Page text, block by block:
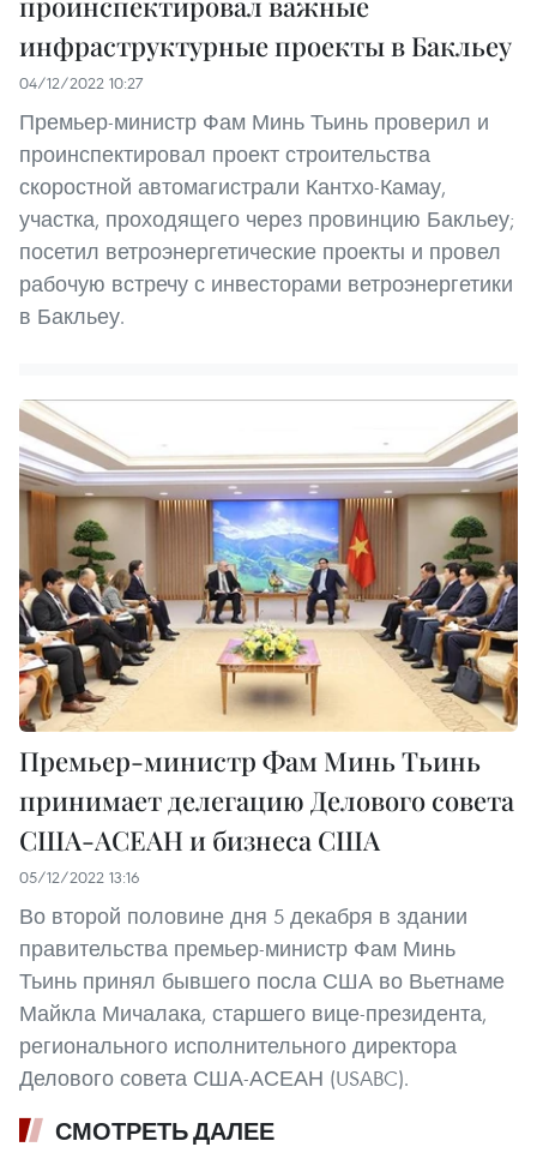
инфраструктурные проекты в Бакльеу
04/12/2022 10:27
Премьер-министр Фам Минь Тьинь проверил и
проинспектировал проект строительства
скоростной автомагистрали Кантхо-Камау,
участка, проходящего через провинцию Бакльеу;
посетил ветроэнергетические проекты и провел
рабочую встречу с инвесторами ветроэнергетики
в Бакльеу.
Премьер-министр Фам Минь Тьинь
принимает делегацию Делового совета
США-АСЕАН и бизнеса США
05/12/2022 13:16
Во второй половине дня 5 декабря в здании
правительства премьер-министр Фам Минь
Тьинь принял бывшего посла США во Вьетнаме
Майкла Мичалака, старшего вице-президента,
регионального исполнительного директора
Делового совета США-АСЕАН (USABC).
СМОТРЕТЬ ДАЛЕЕ